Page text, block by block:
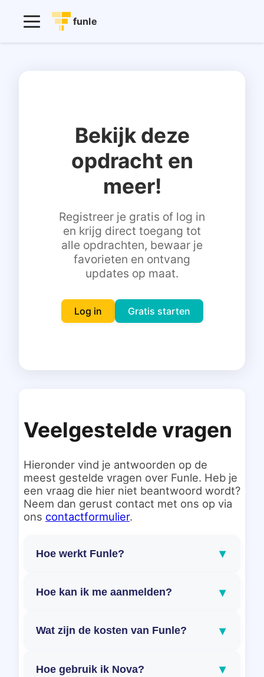
funle
Inloggen
Gratis starten
Bekijk deze
opdracht en
meer!
Registreer je gratis of log in
en krijg direct toegang tot
alle opdrachten, bewaar je
favorieten en ontvang
updates op maat.
Log in Gratis starten
Veelgestelde vragen
Hieronder vind je antwoorden op de
meest gestelde vragen over Funle. Heb je
een vraag die hier niet beantwoord wordt?
Neem dan gerust contact met ons op via
ons contactformulier.
Hoe werkt Funle? ▾
Hoe kan ik me aanmelden? ▾
Wat zijn de kosten van Funle? ▾
Hoe gebruik ik Nova? ▾